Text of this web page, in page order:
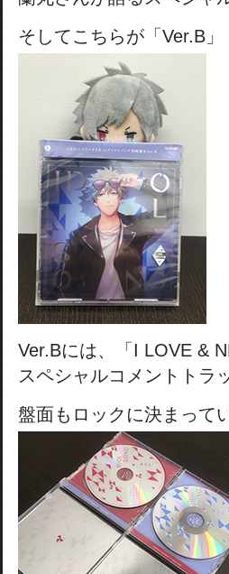
そしてこちらが「Ver.B」
Ver.Bには、「I LOVE &
スペシャルコメントトラ
盤面もロックに決まって